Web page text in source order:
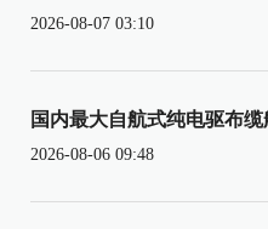
2026-08-07 03:10
国内最大自航式纯电驱布
2026-08-06 09:48